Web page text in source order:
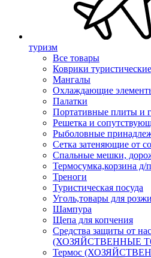
туризм
Все товары
Коврики
Мангалы
Охлаждающие
Палатки
Портативные плиты и
Решетка и
Рыболовные
Сетка затеняющие от
Спальные мешки,
Термосумка,корзина д/
Треноги
Туристическая посуда
Уголь,товары для
Шампура
Щепа для копчения
Средства защиты от
(ХОЗЯЙСТВЕННЫЕ
Термос